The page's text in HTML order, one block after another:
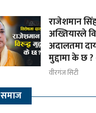
राजेशमान
अख्तियारले
अदालतमा
मुद्दामा के छ
वीरगंज सिटी
समाज